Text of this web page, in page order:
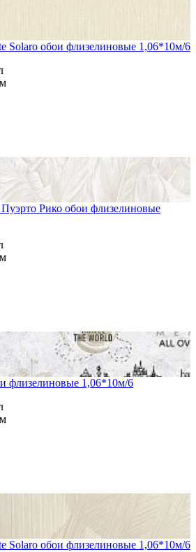
Solaro обои флизелиновые 1,06*10м/6
Рико обои флизелиновые
флизелиновые 1,06*10м/6
Solaro обои флизелиновые 1,06*10м/6